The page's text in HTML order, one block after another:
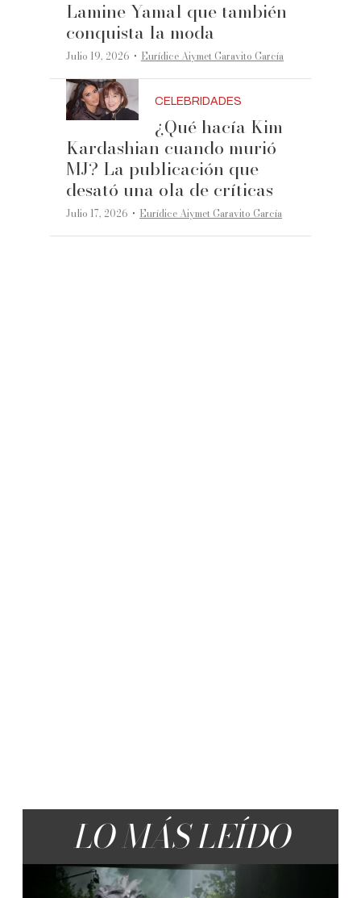
Lamine Yamal que también
conquista la moda
Julio 19, 2026 ·Eurídice Aiymet Garavito García
CELEBRIDADES
¿Qué hacía Kim
Kardashian cuando murió
MJ? La publicación que
desató una ola de críticas
Julio 17, 2026 ·Eurídice Aiymet Garavito García
LO MÁS LEÍDO